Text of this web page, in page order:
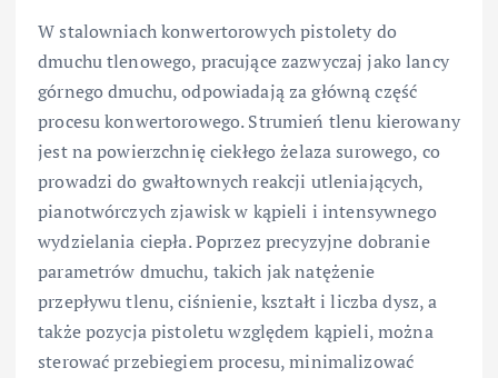
W stalowniach konwertorowych pistolety do
dmuchu tlenowego, pracujące zazwyczaj jako lancy
górnego dmuchu, odpowiadają za główną część
procesu konwertorowego. Strumień tlenu kierowany
jest na powierzchnię ciekłego żelaza surowego, co
prowadzi do gwałtownych reakcji utleniających,
pianotwórczych zjawisk w kąpieli i intensywnego
wydzielania ciepła. Poprzez precyzyjne dobranie
parametrów dmuchu, takich jak natężenie
przepływu tlenu, ciśnienie, kształt i liczba dysz, a
także pozycja pistoletu względem kąpieli, można
sterować przebiegiem procesu, minimalizować